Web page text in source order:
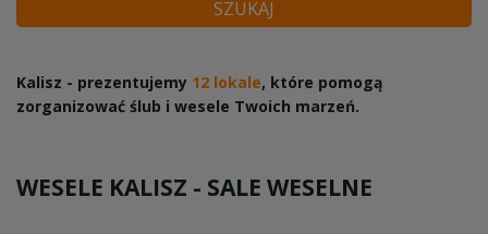
SZUKAJ
Kalisz - prezentujemy 12 lokale, które pomogą
zorganizować ślub i wesele Twoich marzeń.
WESELE KALISZ - SALE WESELNE